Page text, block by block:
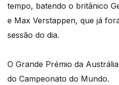
tempo, batendo o britânico
e Max Verstappen, que já
sessão do dia.
O Grande Prémio da
do Campeonato do Mundo.